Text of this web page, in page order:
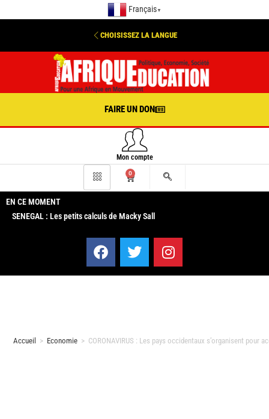
Français ▼
CHOISISSEZ LA LANGUE
FAIRE UN DON
Mon compte
0
EN CE MOMENT
SENEGAL : Les petits calculs de Macky Sall
Accueil > Economie > CORONAVIRUS : Les pays occidentaux s’organisent pour